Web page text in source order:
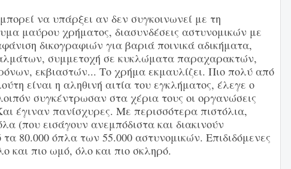
να υπάρξει αν δεν συγκοινωνεί με τη
μαύρου χρήματος, διασυνδέσεις αστυνομικών με
δικογραφιών για βαριά ποινικά αδικήματα,
συμμετοχή σε κυκλώματα παραχαρακτών,
εκβιαστών... Το χρήμα εκμαυλίζει. Πιο πολύ από
είναι η αληθινή αιτία του εγκλήματος, έλεγε ο
συγκέντρωσαν στα χέρια τους οι οργανώσεις
έγιναν πανίσχυρες. Με περισσότερα πιστόλια,
(που εισάγουν ανεμπόδιστα και διακινούν
80.000 όπλα των 55.000 αστυνομικών. Επιδιδόμενες
και πιο ωμό, όλο και πιο σκληρό.